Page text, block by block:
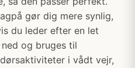
gør dig mere synlig,
du leder efter en let
og bruges til
i vådt vejr,